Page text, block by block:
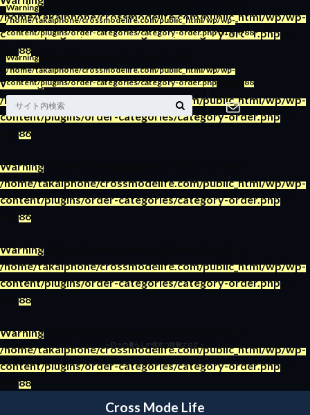
/home/takaiphone/crossmodelife.com/public_html/wp/wp-
content/plugins/order-categories/category-order.php
88
Warning: Attempt to read property "order" on int in
/home/takaiphone/crossmodelife.com/public_html/wp/wp-
content/plugins/order-categories/category-order.php
86
Warning
/home/takaiphone/crossmodelife.com/public_html/wp/wp-
content/plugins/order-categories/category-order.php
86
Warning
/home/takaiphone/crossmodelife.com/public_html/wp/wp-
content/plugins/order-categories/category-order.php
88
Warning
/home/takaiphone/crossmodelife.com/public_html/wp/wp-
content/plugins/order-categories/category-order.php
88
～日々の暮らしの役立つ情報ブログ～
Cross Mode Life
Warning: Attempt to read property "name" on int in
/home/takaiphone/crossmodelife.com/public_html/wp/wp-
content/plugins/order-categories/category-order.phpon line88
Warning: Attempt to read property "name" on int in
/home/takaiphone/crossmodelife.com/public_html/wp/wp-
content/plugins/order-categories/category-order.phpon line 88